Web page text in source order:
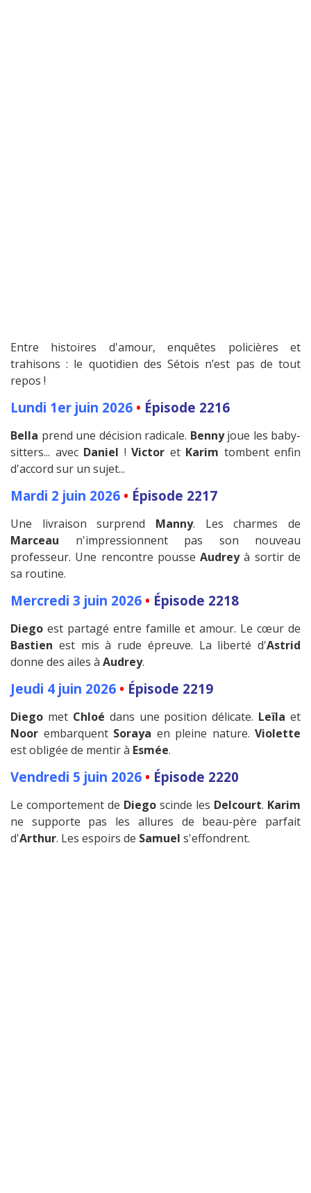
Entre histoires d'amour, enquêtes policières et
trahisons : le quotidien des Sétois n’est pas de tout
repos !
Lundi 1er juin 2026 • Épisode 2216
Bella prend une décision radicale. Bennyjoue les baby-
sitters... avec Daniel ! Victor et Karim tombent enfin
d'accord sur un sujet...
Mardi 2 juin 2026 • Épisode 2217
Une livraison surprend Manny. Les charmes de
Marceau n'impressionnent pas son nouveau
professeur. Une rencontre pousseAudreyà sortir de
sa routine.
Mercredi 3 juin 2026 • Épisode 2218
Diego est partagé entre famille et amour. Le cœur de
Bastien est mis à rude épreuve. La liberté d'Astrid
donne des ailes à Audrey.
Jeudi 4 juin 2026 • Épisode 2219
Diego met Chloé dans une position délicate. Leïla et
Noor embarquent Soraya en pleine nature. Violette
est obligée de mentir à Esmée.
Vendredi 5 juin 2026 • Épisode 2220
Le comportement de Diego scinde les Delcourt. Karim
ne supporte pas les allures de beau-père parfait
d'Arthur. Les espoirs de Samuel s'effondrent.